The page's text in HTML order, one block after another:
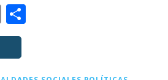
E
m
ai
l p